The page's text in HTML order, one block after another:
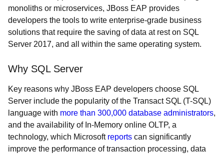
monoliths or microservices, JBoss EAP provides
developers the tools to write enterprise-grade business
solutions that require the saving of data at rest on SQL
Server 2017, and all within the same operating system.
Why SQL Server
Key reasons why JBoss EAP developers choose SQL
Server include the popularity of the Transact SQL (T-SQL)
language with more than 300,000 database administrators,
and the availability of In-Memory online OLTP, a
technology, which Microsoft reports can significantly
improve the performance of transaction processing, data